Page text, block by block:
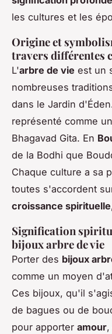
les cultures et les
Origine et
travers différentes
L'arbre de vie est un
nombreuses
dans le Jardin
représenté comme
Bhagavad Gita. En
de la Bodhi que
Chaque culture a sa
toutes s'accordent
croissance spirituelle
Signification
bijoux arbre de vie
Porter des bijoux
comme un moyen
Ces bijoux, qu'il
de bagues ou de
pour apporter amour,